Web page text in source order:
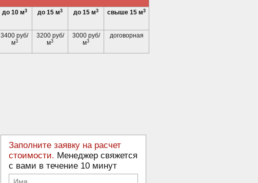
до 10 м3 до 15 м3 до 15 м3 свыше 15 м3
3400 руб/
м3
3200 руб/
м3
3000 руб/
м3
договорная
Заполните заявку на расчет
стоимости. Менеджер свяжется
с вами в течение 10 минут